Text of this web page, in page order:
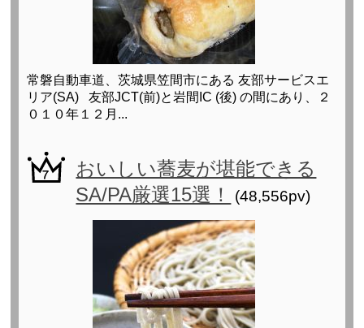
常磐自動車道、茨城県笠間市にある 友部サービスエ
リア(SA) 友部JCT(前)と岩間IC (後) の間にあり、２
０１０年１２月...
おいしい蕎麦が堪能できる
SA/PA厳選15選！
(48,556pv)